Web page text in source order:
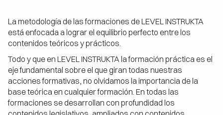
La metodología de las formaciones de LEVEL INSTRUKTA
está enfocada a lograr el equilibrio perfecto entre los
contenidos teóricos y prácticos.
Todo y que en LEVEL INSTRUKTA la formación práctica es el
eje fundamental sobre el que giran todas nuestras
acciones formativas, no olvidamos la importancia de la
base teórica en cualquier formación. En todas las
formaciones se desarrollan con profundidad los